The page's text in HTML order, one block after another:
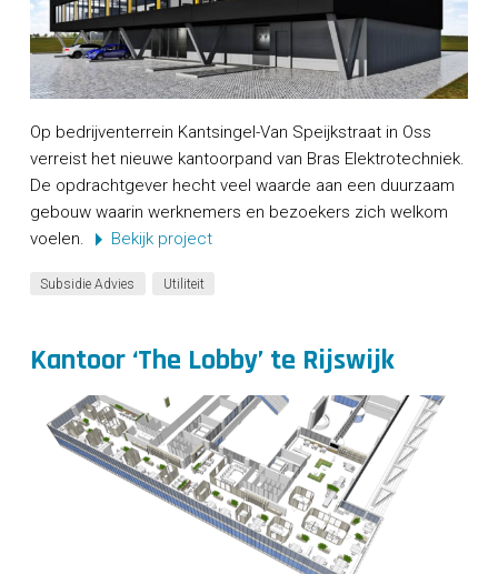
Op bedrijventerrein Kantsingel-Van Speijkstraat in Oss
verreist het nieuwe kantoorpand van Bras Elektrotechniek.
De opdrachtgever hecht veel waarde aan een duurzaam
gebouw waarin werknemers en bezoekers zich welkom
voelen.
Bekijk project
Subsidie Advies Utiliteit
Kantoor ‘The Lobby’ te Rijswijk